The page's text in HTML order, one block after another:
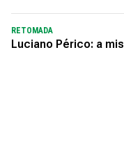
RETOMADA
Luciano Périco: a